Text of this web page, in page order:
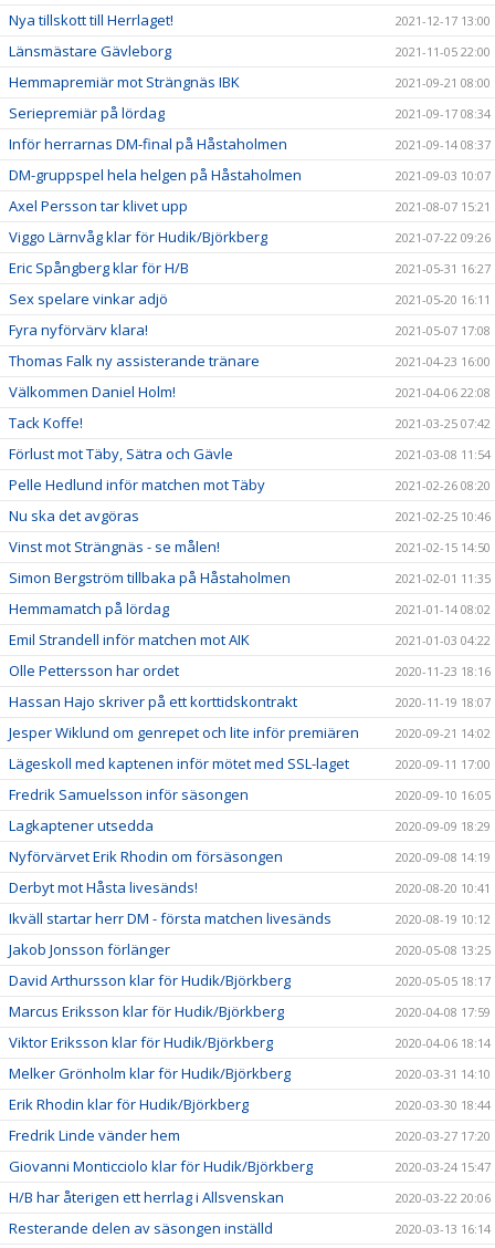
Nya tillskott till Herrlaget! 2021-12-17 13:00
Länsmästare Gävleborg 2021-11-05 22:00
Hemmapremiär mot Strängnäs IBK 2021-09-21 08:00
Seriepremiär på lördag 2021-09-17 08:34
Inför herrarnas DM-final på Håstaholmen 2021-09-14 08:37
DM-gruppspel hela helgen på Håstaholmen 2021-09-03 10:07
Axel Persson tar klivet upp 2021-08-07 15:21
Viggo Lärnvåg klar för Hudik/Björkberg 2021-07-22 09:26
Eric Spångberg klar för H/B 2021-05-31 16:27
Sex spelare vinkar adjö 2021-05-20 16:11
Fyra nyförvärv klara! 2021-05-07 17:08
Thomas Falk ny assisterande tränare 2021-04-23 16:00
Välkommen Daniel Holm! 2021-04-06 22:08
Tack Koffe! 2021-03-25 07:42
Förlust mot Täby, Sätra och Gävle 2021-03-08 11:54
Pelle Hedlund inför matchen mot Täby 2021-02-26 08:20
Nu ska det avgöras 2021-02-25 10:46
Vinst mot Strängnäs - se målen! 2021-02-15 14:50
Simon Bergström tillbaka på Håstaholmen 2021-02-01 11:35
Hemmamatch på lördag 2021-01-14 08:02
Emil Strandell inför matchen mot AIK 2021-01-03 04:22
Olle Pettersson har ordet 2020-11-23 18:16
Hassan Hajo skriver på ett korttidskontrakt 2020-11-19 18:07
Jesper Wiklund om genrepet och lite inför premiären 2020-09-21 14:02
Lägeskoll med kaptenen inför mötet med SSL-laget 2020-09-11 17:00
Fredrik Samuelsson inför säsongen 2020-09-10 16:05
Lagkaptener utsedda 2020-09-09 18:29
Nyförvärvet Erik Rhodin om försäsongen 2020-09-08 14:19
Derbyt mot Håsta livesänds! 2020-08-20 10:41
Ikväll startar herr DM - första matchen livesänds 2020-08-19 10:12
Jakob Jonsson förlänger 2020-05-08 13:25
David Arthursson klar för Hudik/Björkberg 2020-05-05 18:17
Marcus Eriksson klar för Hudik/Björkberg 2020-04-08 17:59
Viktor Eriksson klar för Hudik/Björkberg 2020-04-06 18:14
Melker Grönholm klar för Hudik/Björkberg 2020-03-31 14:10
Erik Rhodin klar för Hudik/Björkberg 2020-03-30 18:44
Fredrik Linde vänder hem 2020-03-27 17:20
Giovanni Monticciolo klar för Hudik/Björkberg 2020-03-24 15:47
H/B har återigen ett herrlag i Allsvenskan 2020-03-22 20:06
Resterande delen av säsongen inställd 2020-03-13 16:14